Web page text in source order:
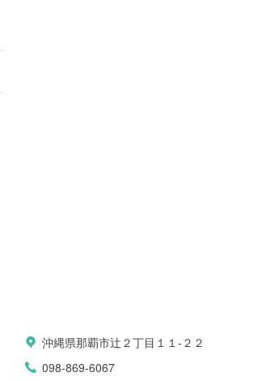
沖縄県那覇市辻２丁目１１-２２
098-869-6067